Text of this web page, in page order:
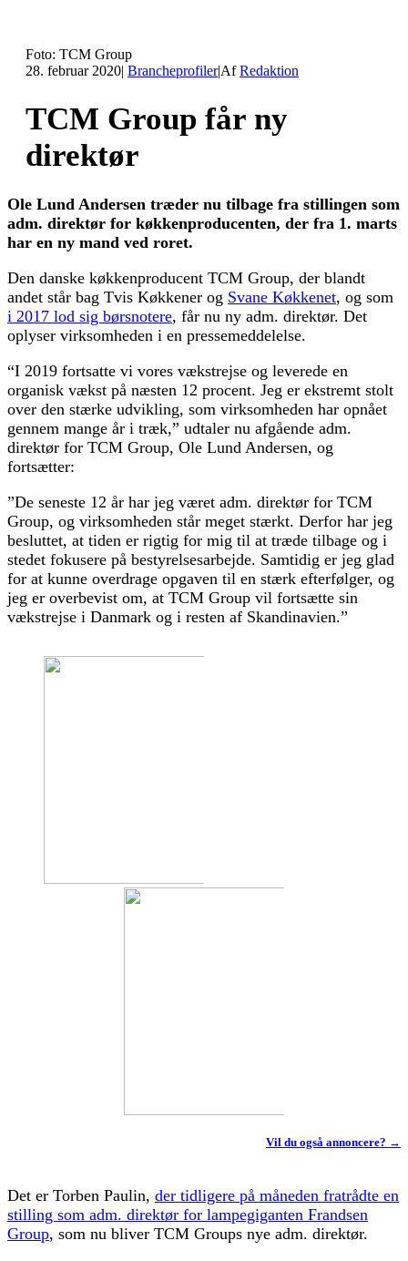
Foto: TCM Group
28. februar 2020| Brancheprofiler|AfRedaktion
TCM Group får ny
direktør
Ole Lund Andersen træder nu tilbage fra stillingen som
adm. direktør for køkkenproducenten, der fra 1. marts
har en ny mand ved roret.
Den danske køkkenproducent TCM Group, der blandt
andet står bag Tvis Køkkener og Svane Køkkenet, og som
i 2017 lod sig børsnotere, får nu ny adm. direktør. Det
oplyser virksomheden i en pressemeddelelse.
“I 2019 fortsatte vi vores vækstrejse og leverede en
organisk vækst på næsten 12 procent. Jeg er ekstremt stolt
over den stærke udvikling, som virksomheden har opnået
gennem mange år i træk,” udtaler nu afgående adm.
direktør for TCM Group, Ole Lund Andersen, og
fortsætter:
”De seneste 12 år har jeg været adm. direktør for TCM
Group, og virksomheden står meget stærkt. Derfor har jeg
besluttet, at tiden er rigtig for mig til at træde tilbage og i
stedet fokusere på bestyrelsesarbejde. Samtidig er jeg glad
for at kunne overdrage opgaven til en stærk efterfølger, og
jeg er overbevist om, at TCM Group vil fortsætte sin
vækstrejse i Danmark og i resten af Skandinavien.”
Vil du også annoncere? →
Det er Torben Paulin, der tidligere på måneden fratrådte en
stilling som adm. direktør for lampegiganten Frandsen
Group, som nu bliver TCM Groups nye adm. direktør.